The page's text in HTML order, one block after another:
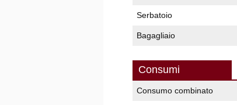
Serbatoio
Bagagliaio
Consumi
Consumo combinato